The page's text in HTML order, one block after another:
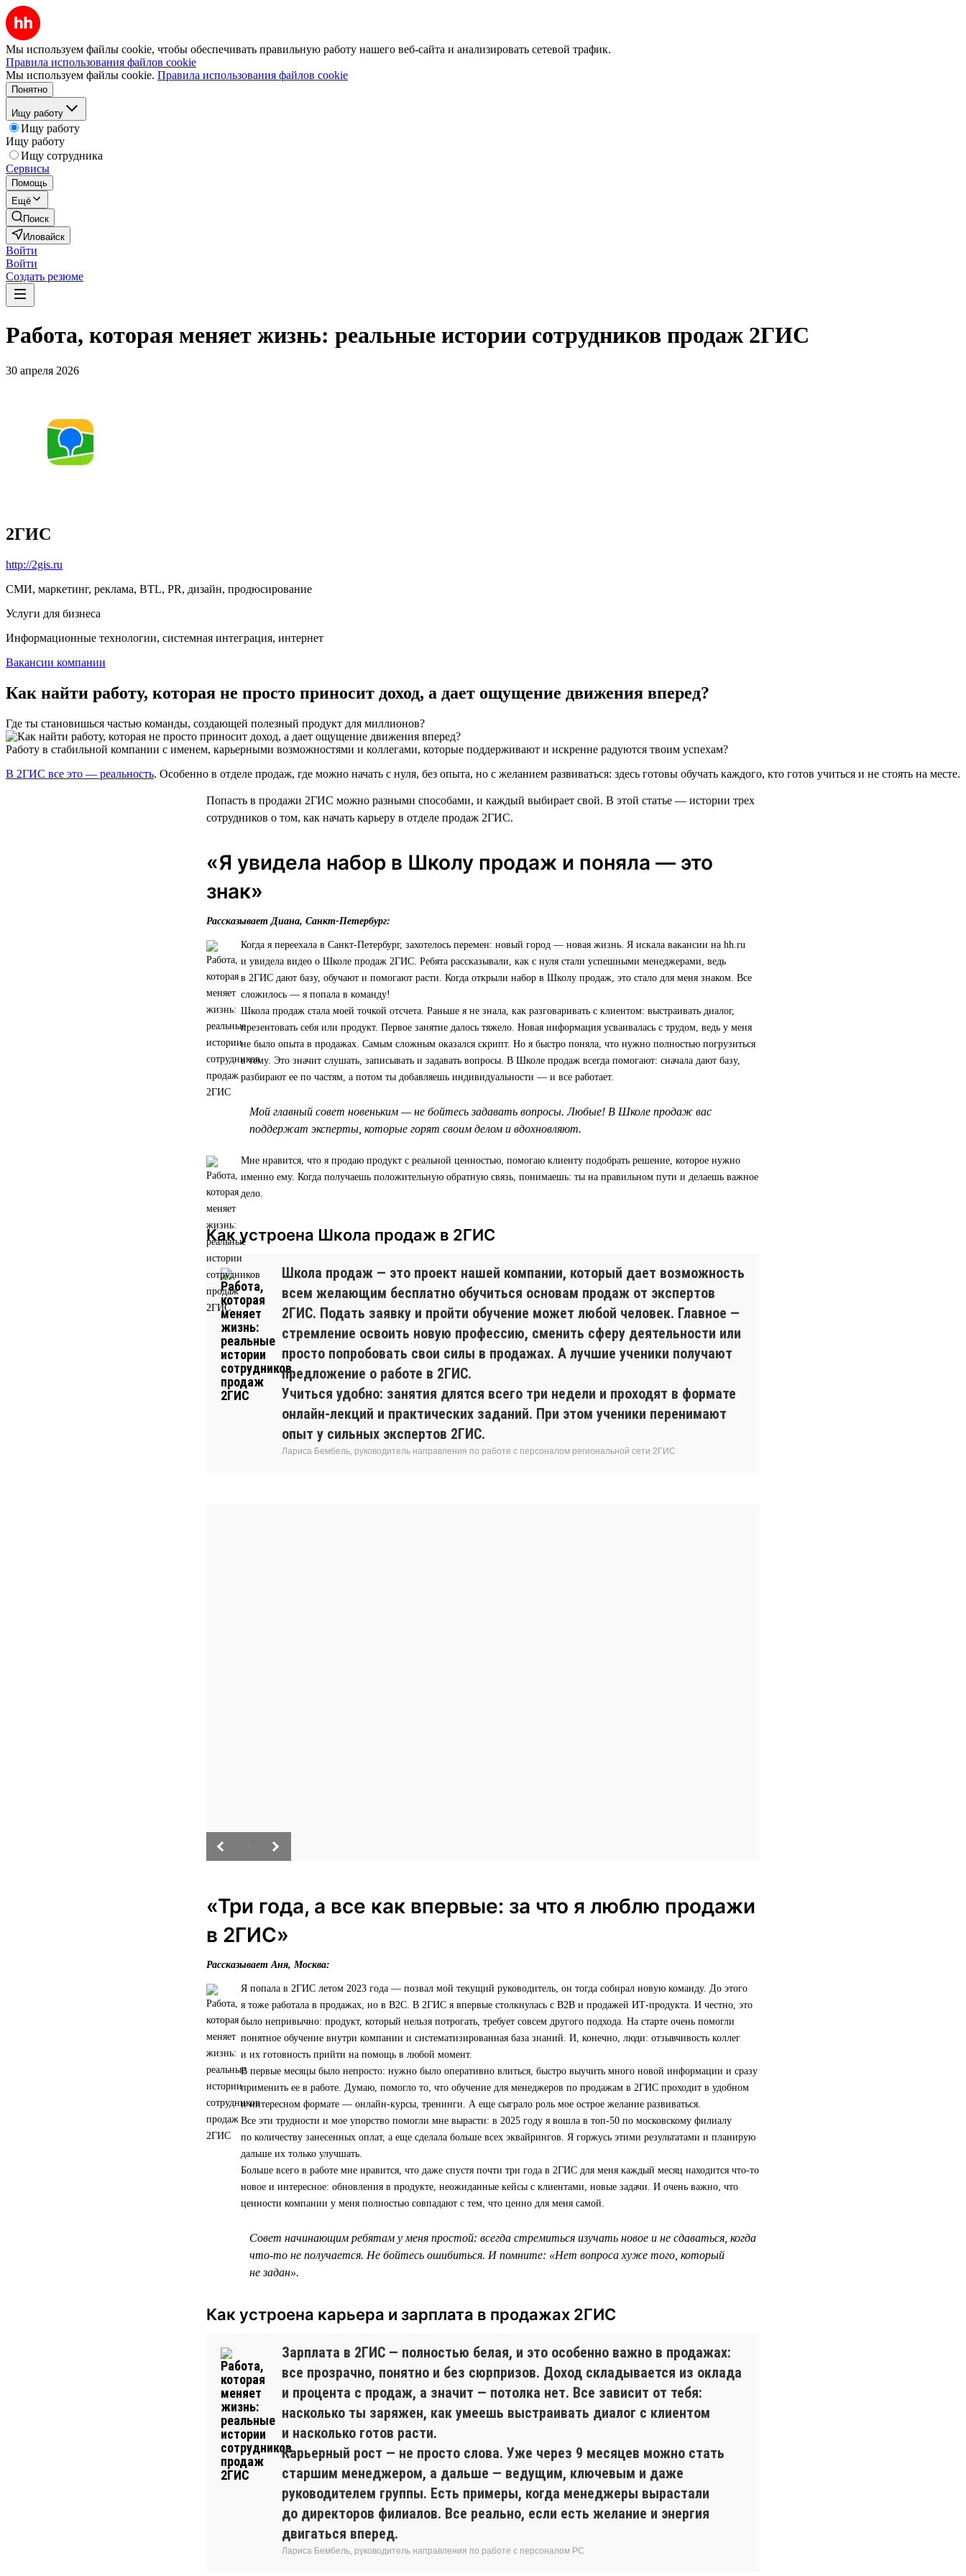
Мы используем файлы cookie, чтобы обеспечивать правильную работу нашего веб-сайта и анализировать сетевой трафик.
Правила использования файлов cookie
Мы используем файлы cookie. Правила использования файлов cookie
Понятно
Ищу работу
Ищу работу
Ищу работу
Ищу сотрудника
Сервисы
Помощь
Ещё
Поиск
Иловайск
Войти
Войти
Создать резюме
Работа, которая меняет жизнь: реальные истории сотрудников продаж 2ГИС
30 апреля 2026
2ГИС
http://2gis.ru
СМИ, маркетинг, реклама, BTL, PR, дизайн, продюсирование
Услуги для бизнеса
Информационные технологии, системная интеграция, интернет
Вакансии компании
Как найти работу, которая не просто приносит доход, а дает ощущение движения вперед?
Где ты становишься частью команды, создающей полезный продукт для миллионов?
Работу в стабильной компании с именем, карьерными возможностями и коллегами, которые поддерживают и искренне радуются твоим успехам?
В 2ГИС все это — реальность. Особенно в отделе продаж, где можно начать с нуля, без опыта, но с желанием развиваться: здесь готовы обучать каждого, кто готов учиться и не стоять на месте.
Попасть в продажи 2ГИС можно разными способами, и каждый выбирает свой. В этой статье — истории трех
сотрудников о том, как начать карьеру в отделе продаж 2ГИС.
«Я увидела набор в Школу продаж и поняла — это
знак»
Рассказывает Диана, Санкт-Петербург:
Когда я переехала в Санкт-Петербург, захотелось перемен: новый город — новая жизнь. Я искала вакансии на hh.ru
и увидела видео о Школе продаж 2ГИС. Ребята рассказывали, как с нуля стали успешными менеджерами, ведь
в 2ГИС дают базу, обучают и помогают расти. Когда открыли набор в Школу продаж, это стало для меня знаком. Все
сложилось — я попала в команду!
Школа продаж стала моей точкой отсчета. Раньше я не знала, как разговаривать с клиентом: выстраивать диалог,
презентовать себя или продукт. Первое занятие далось тяжело. Новая информация усваивалась с трудом, ведь у меня
не было опыта в продажах. Самым сложным оказался скрипт. Но я быстро поняла, что нужно полностью погрузиться
в тему. Это значит слушать, записывать и задавать вопросы. В Школе продаж всегда помогают: сначала дают базу,
разбирают ее по частям, а потом ты добавляешь индивидуальности — и все работает.
Мой главный совет новеньким — не бойтесь задавать вопросы. Любые! В Школе продаж вас
поддержат эксперты, которые горят своим делом и вдохновляют.
Мне нравится, что я продаю продукт с реальной ценностью, помогаю клиенту подобрать решение, которое нужно
именно ему. Когда получаешь положительную обратную связь, понимаешь: ты на правильном пути и делаешь важное
дело.
Как устроена Школа продаж в 2ГИС
Школа продаж — это проект нашей компании, который дает возможность
всем желающим бесплатно обучиться основам продаж от экспертов
2ГИС. Подать заявку и пройти обучение может любой человек. Главное —
стремление освоить новую профессию, сменить сферу деятельности или
просто попробовать свои силы в продажах. А лучшие ученики получают
предложение о работе в 2ГИС.
Учиться удобно: занятия длятся всего три недели и проходят в формате
онлайн-лекций и практических заданий. При этом ученики перенимают
опыт у сильных экспертов 2ГИС.
Лариса Бембель, руководитель направления по работе с персоналом региональной сети 2ГИС
«Три года, а все как впервые: за что я люблю продажи
в 2ГИС»
Рассказывает Аня, Москва:
Я попала в 2ГИС летом 2023 года — позвал мой текущий руководитель, он тогда собирал новую команду. До этого
я тоже работала в продажах, но в B2C. В 2ГИС я впервые столкнулась с B2B и продажей ИТ‑продукта. И честно, это
было непривычно: продукт, который нельзя потрогать, требует совсем другого подхода. На старте очень помогли
понятное обучение внутри компании и систематизированная база знаний. И, конечно, люди: отзывчивость коллег
и их готовность прийти на помощь в любой момент.
В первые месяцы было непросто: нужно было оперативно влиться, быстро выучить много новой информации и сразу
применить ее в работе. Думаю, помогло то, что обучение для менеджеров по продажам в 2ГИС проходит в удобном
и интересном формате — онлайн-курсы, тренинги. А еще сыграло роль мое острое желание развиваться.
Все эти трудности и мое упорство помогли мне вырасти: в 2025 году я вошла в топ‑50 по московскому филиалу
по количеству занесенных оплат, а еще сделала больше всех эквайрингов. Я горжусь этими результатами и планирую
дальше их только улучшать.
Больше всего в работе мне нравится, что даже спустя почти три года в 2ГИС для меня каждый месяц находится что-то
новое и интересное: обновления в продукте, неожиданные кейсы с клиентами, новые задачи. И очень важно, что
ценности компании у меня полностью совпадают с тем, что ценно для меня самой.
Совет начинающим ребятам у меня простой: всегда стремиться изучать новое и не сдаваться, когда
что-то не получается. Не бойтесь ошибиться. И помните: «Нет вопроса хуже того, который
не задан».
Как устроена карьера и зарплата в продажах 2ГИС
Зарплата в 2ГИС — полностью белая, и это особенно важно в продажах:
все прозрачно, понятно и без сюрпризов. Доход складывается из оклада
и процента с продаж, а значит — потолка нет. Все зависит от тебя:
насколько ты заряжен, как умеешь выстраивать диалог с клиентом
и насколько готов расти.
Карьерный рост — не просто слова. Уже через 9 месяцев можно стать
старшим менеджером, а дальше — ведущим, ключевым и даже
руководителем группы. Есть примеры, когда менеджеры вырастали
до директоров филиалов. Все реально, если есть желание и энергия
двигаться вперед.
Лариса Бембель, руководитель направления по работе с персоналом РС